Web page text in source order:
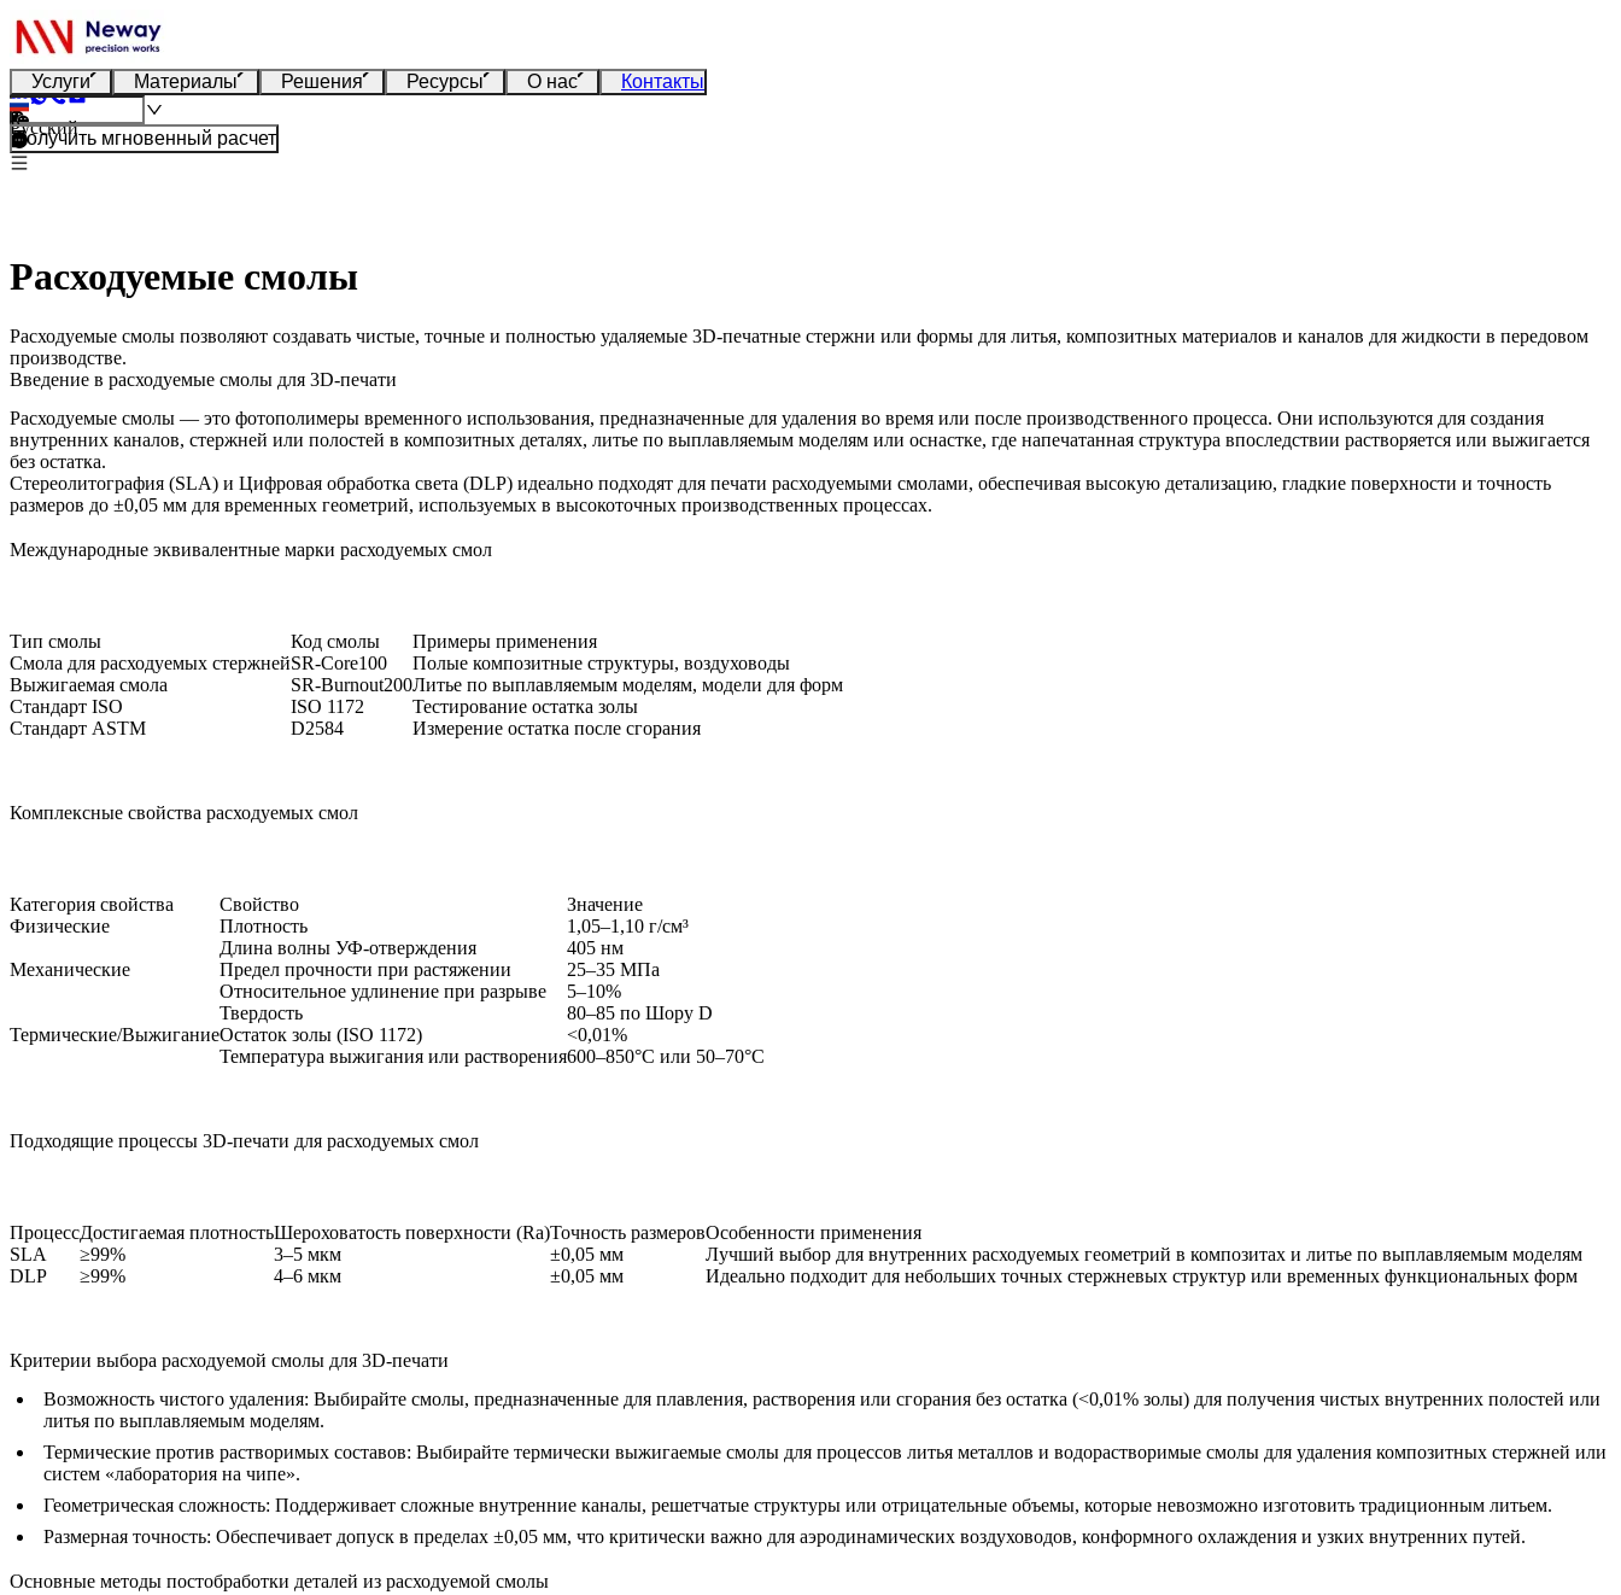
Услуги Материалы Решения Ресурсы О нас Контакты
Русский
Получить мгновенный расчет
Расходуемые смолы
Расходуемые смолы позволяют создавать чистые, точные и полностью удаляемые 3D-печатные стержни или формы для литья, композитных материалов и каналов для жидкости в передовом
производстве.
Введение в расходуемые смолы для 3D-печати
Расходуемые смолы — это фотополимеры временного использования, предназначенные для удаления во время или после производственного процесса. Они используются для создания
внутренних каналов, стержней или полостей в композитных деталях, литье по выплавляемым моделям или оснастке, где напечатанная структура впоследствии растворяется или выжигается
без остатка.
Стереолитография (SLA) и Цифровая обработка света (DLP) идеально подходят для печати расходуемыми смолами, обеспечивая высокую детализацию, гладкие поверхности и точность
размеров до ±0,05 мм для временных геометрий, используемых в высокоточных производственных процессах.
Международные эквивалентные марки расходуемых смол
Тип смолы Код смолы
Примеры применения
Смола для расходуемых стержнейSR-Core100
Полые композитные структуры, воздуховоды
Выжигаемая смола
SR-Burnout200Литье по выплавляемым моделям, модели для форм
Стандарт ISO
ISO 1172
Тестирование остатка золы
Стандарт ASTM
D2584 Измерение остатка после сгорания
Комплексные свойства расходуемых смол
Категория свойства Свойство
Значение
Физические
Плотность
1,05–1,10 г/см³
Длина волны УФ-отверждения
405 нм
Механические
Предел прочности при растяжении
25–35 МПа
Относительное удлинение при разрыве
5–10%
Твердость
80–85 по Шору D
Термические/ВыжиганиеОстаток золы (ISO 1172)
<0,01%
Температура выжигания или растворения600–850°C или 50–70°C
Подходящие процессы 3D-печати для расходуемых смол
ПроцессДостигаемая плотностьШероховатость поверхности (Ra)Точность размеровОсобенности применения
SLA
≥99% 3–5 мкм ±0,05 мм
Лучший выбор для внутренних расходуемых геометрий в композитах и литье по выплавляемым моделям
DLP
≥99% 4–6 мкм ±0,05 мм Идеально подходит для небольших точных стержневых структур или временных функциональных форм
Критерии выбора расходуемой смолы для 3D-печати
Возможность чистого удаления: Выбирайте смолы, предназначенные для плавления, растворения или сгорания без остатка (<0,01% золы) для получения чистых внутренних полостей или
литья по выплавляемым моделям.
Термические против растворимых составов: Выбирайте термически выжигаемые смолы для процессов литья металлов и водорастворимые смолы для удаления композитных стержней или
систем «лаборатория на чипе».
Геометрическая сложность: Поддерживает сложные внутренние каналы, решетчатые структуры или отрицательные объемы, которые невозможно изготовить традиционным литьем.
Размерная точность: Обеспечивает допуск в пределах ±0,05 мм, что критически важно для аэродинамических воздуховодов, конформного охлаждения и узких внутренних путей.
Основные методы постобработки деталей из расходуемой смолы